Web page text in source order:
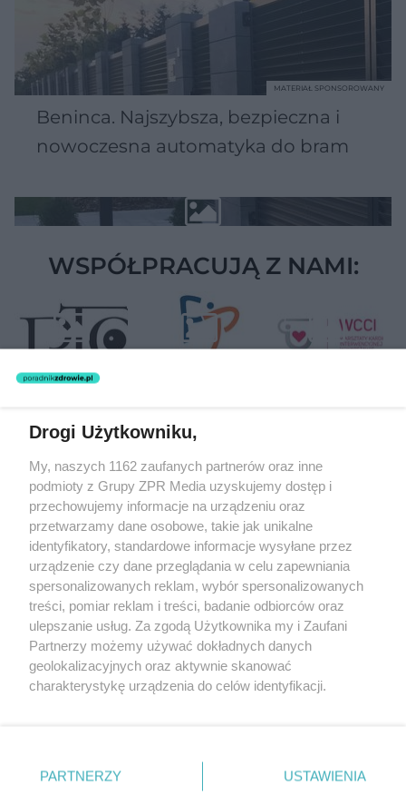
Beninca. Najszybsza, bezpieczna i
nowoczesna automatyka do bram
MATERIAŁ SPONSOROWANY
WSPÓŁPRACUJĄ Z NAMI:
Żaden utwór zamieszczony w serwisie nie może być powielany i
rozpowszechniany lub dalej rozpowszechniany w jakikolwiek sposób
(w tym także elektroniczny lub mechaniczny) na jakimkolwiek polu
eksploatacji w jakiejkolwiek formie, włącznie z umieszczaniem w
Internecie bez pisemnej zgody właściciela praw. Jakiekolwiek użycie
lub wykorzystanie utworów w całości lub w części z naruszeniem
prawa, tzn. bez właściwej zgody, jest zabronione pod groźbą kary i
może być ścigane prawnie.
O nas
Nasze serwisy
Drogi Użytkowniku,
My, naszych 1162 zaufanych partnerów oraz inne
podmioty z Grupy ZPR Media uzyskujemy dostęp i
przechowujemy informacje na urządzeniu oraz
przetwarzamy dane osobowe, takie jak unikalne
identyfikatory, standardowe informacje wysyłane przez
urządzenie czy dane przeglądania w celu zapewniania
spersonalizowanych reklam, wybór spersonalizowanych
treści, pomiar reklam i treści, badanie odbiorców oraz
ulepszanie usług. Za zgodą Użytkownika my i Zaufani
Partnerzy możemy używać dokładnych danych
geolokalizacyjnych oraz aktywnie skanować
charakterystykę urządzenia do celów identyfikacji.
zmienić/wycofać klikając przycisk ustawień prywatności
znajdujący się w lewym dolnym rogu strony
PARTNERZY USTAWIENIA